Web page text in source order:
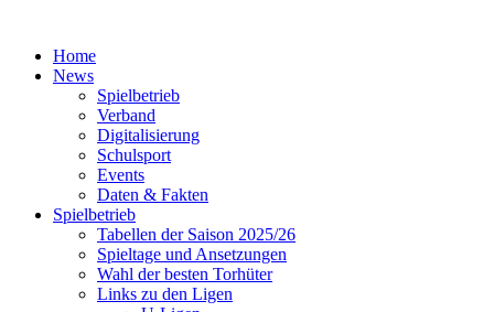
Home
News
Spielbetrieb
Verband
Digitalisierung
Schulsport
Events
Daten & Fakten
Spielbetrieb
Tabellen der Saison 2025/26
Spieltage und Ansetzungen
Wahl der besten Torhüter
Links zu den Ligen